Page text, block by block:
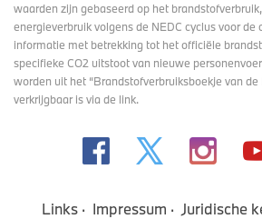
waarden zijn gebaseerd op het
energieverbruik volgens de NEDC cyclus voor
informatie met betrekking tot het officiële
specifieke CO2 uitstoot van nieuwe
worden uit het “Brandstofverbruiksboekje van de
verkrijgbaaris via de link.
Links Impressum
Juridische